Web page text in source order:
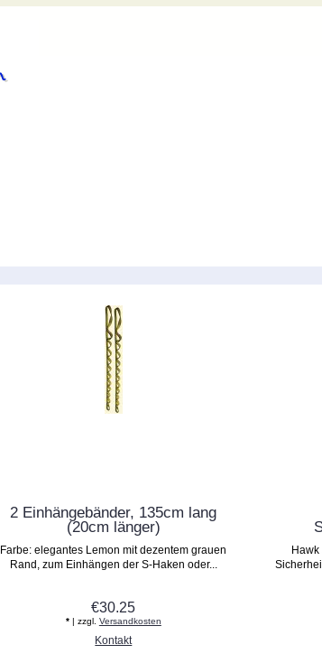
2 Einhängebänder, 135cm lang
(20cm länger)
Farbe: elegantes Lemon mit dezentem grauen
Rand, zum Einhängen der S-Haken oder...
€30.25
*| zzgl. Versandkosten
Kontakt
Hawk